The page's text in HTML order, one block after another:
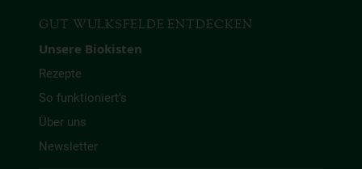
GUT WULKSFELDE ENTDECKEN
Unsere Biokisten
Rezepte
So funktioniert’s
Über uns
Newsletter